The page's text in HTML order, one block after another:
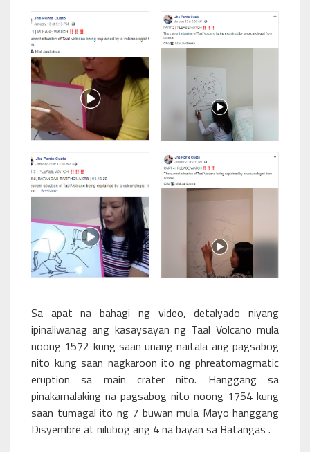
Sa apat na bahagi ng video, detalyado niyang
ipinaliwanag ang kasaysayan ng Taal Volcano mula
noong 1572 kung saan unang naitala ang pagsabog
nito kung saan nagkaroon ito ng phreatomagmatic
eruption sa main crater nito. Hanggang sa
pinakamalaking na pagsabog nito noong 1754 kung
saan tumagal ito ng 7 buwan mula Mayo hanggang
Disyembre at nilubog ang 4 na bayan sa Batangas .